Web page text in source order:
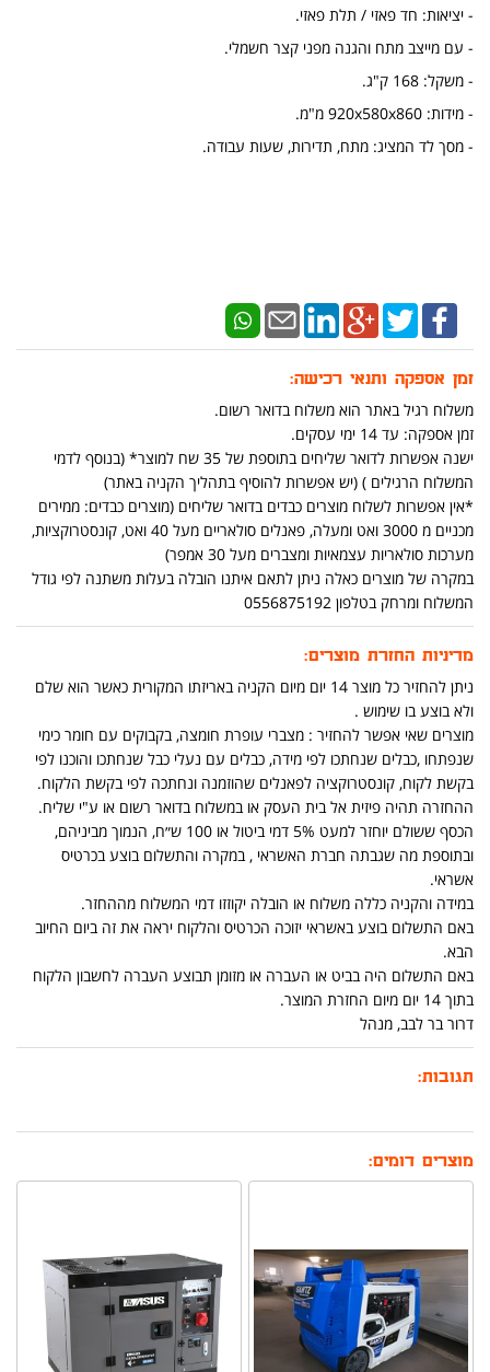
- יציאות: חד פאזי / תלת פאזי.
- עם מייצב מתח והגנה מפני קצר חשמלי.
- משקל: 168 ק"ג.
- מידות: 920x580x860 מ"מ.
- מסך לד המציג: מתח, תדירות, שעות עבודה.
זמן אספקה ותנאי רכישה:
משלוח רגיל באתר הוא משלוח בדואר רשום.
זמן אספקה: עד 14 ימי עסקים.
ישנה אפשרות לדואר שליחים בתוספת של 35 שח למוצר* (בנוסף לדמי
המשלוח הרגילים ) (יש אפשרות להוסיף בתהליך הקניה באתר)
*אין אפשרות לשלוח מוצרים כבדים בדואר שליחים (מוצרים כבדים: ממירים
מכניים מ 3000 ואט ומעלה, פאנלים סולאריים מעל 40 ואט, קונסטרוקציות,
מערכות סולאריות עצמאיות ומצברים מעל 30 אמפר)
במקרה של מוצרים כאלה ניתן לתאם איתנו הובלה בעלות משתנה לפי גודל
המשלוח ומרחק בטלפון 0556875192
מדיניות החזרת מוצרים:
ניתן להחזיר כל מוצר 14 יום מיום הקניה באריזתו המקורית כאשר הוא שלם
ולא בוצע בו שימוש .
מוצרים שאי אפשר להחזיר : מצברי עופרת חומצה, בקבוקים עם חומר כימי
שנפתחו ,כבלים שנחתכו לפי מידה, כבלים עם נעלי כבל שנחתכו והוכנו לפי
בקשת לקוח, קונסטרוקציה לפאנלים שהוזמנה ונחתכה לפי בקשת הלקוח.
ההחזרה תהיה פיזית אל בית העסק או במשלוח בדואר רשום או ע"י שליח.
הכסף ששולם יוחזר למעט 5% דמי ביטול או 100 ש״ח, הנמוך מביניהם,
ובתוספת מה שגבתה חברת האשראי , במקרה והתשלום בוצע בכרטיס
אשראי.
במידה והקניה כללה משלוח או הובלה יקוזזו דמי המשלוח מההחזר.
באם התשלום בוצע באשראי יזוכה הכרטיס והלקוח יראה את זה ביום החיוב
הבא.
באם התשלום היה בביט או העברה או מזומן תבוצע העברה לחשבון הלקוח
בתוך 14 יום מיום החזרת המוצר.
דרור בר לבב, מנהל
תגובות:
מוצרים דומים: